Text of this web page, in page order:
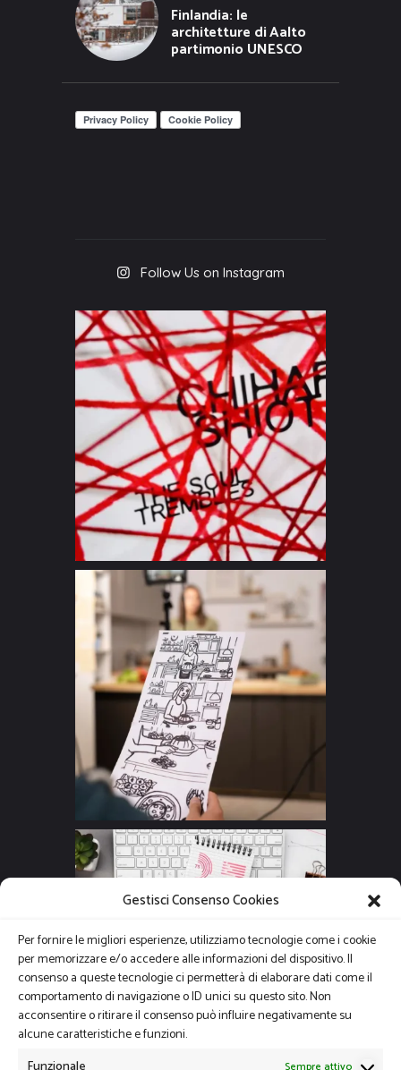
Gestisci Consenso Cookies
Per fornire le migliori esperienze, utilizziamo tecnologie come i cookie
per memorizzare e/o accedere alle informazioni del dispositivo. Il
consenso a queste tecnologie ci permetterà di elaborare dati come il
comportamento di navigazione o ID unici su questo sito. Non
acconsentire o ritirare il consenso può influire negativamente su
alcune caratteristiche e funzioni.
Finlandia: le
architetture di Aalto
partimonio UNESCO
Follow Us on Instagram